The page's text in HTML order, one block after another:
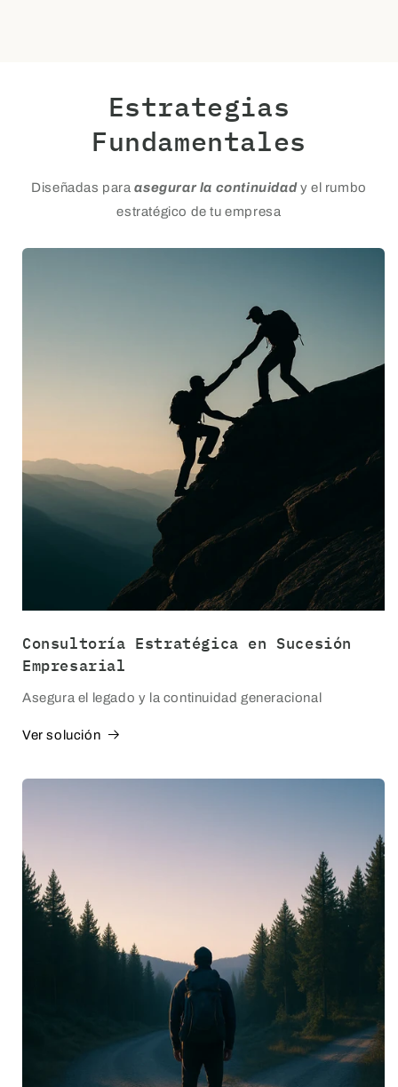
Estrategias
Fundamentales
Diseñadas para asegurar la continuidady el rumbo
estratégico de tu empresa
Consultoría Estratégica en Sucesión
Empresarial
Asegura el legado y la continuidad generacional
Ver solución